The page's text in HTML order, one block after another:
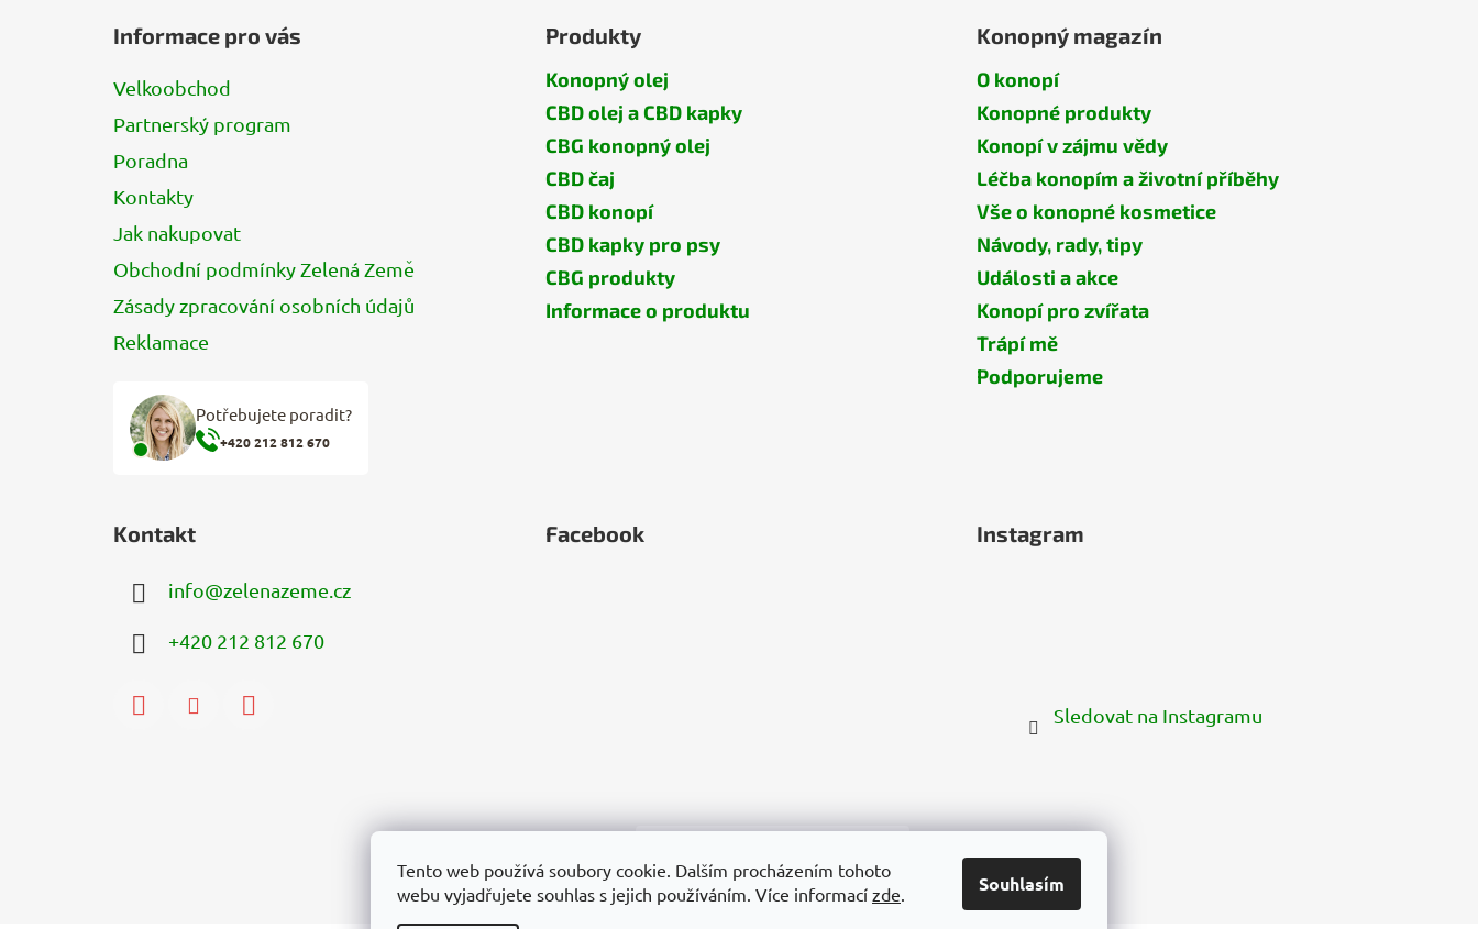
Tento web používá soubory cookie. Dalším procházením tohoto
webu vyjadřujete souhlas s jejich používáním. Více informací zde. Souhlasím
Informace pro vás
Velkoobchod
Partnerský program
Poradna
Kontakty
Jak nakupovat
Obchodní podmínky Zelená Země
Zásady zpracování osobních údajů
Reklamace
Potřebujete poradit?
+420 212 812 670
Produkty
Konopný olej
CBD olej a CBD kapky
CBG konopný olej
CBD čaj
CBD konopí
CBD kapky pro psy
CBG produkty
Informace o produktu
Konopný magazín
O konopí
Konopné produkty
Konopí v zájmu vědy
Léčba konopím a životní příběhy
Vše o konopné kosmetice
Návody, rady, tipy
Události a akce
Konopí pro zvířata
Trápí mě
Podporujeme
Kontakt
info@zelenazeme.cz
+420 212 812 670
Facebook Instagram
Sledovat na Instagramu